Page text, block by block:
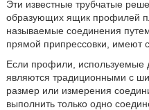
Эти известные трубчатые
образующих ящик профилей
называемые соединения
прямой припрессовки, имеют
Если профили, используемые
являются традиционными с
размер или измерения
выполнить только одно